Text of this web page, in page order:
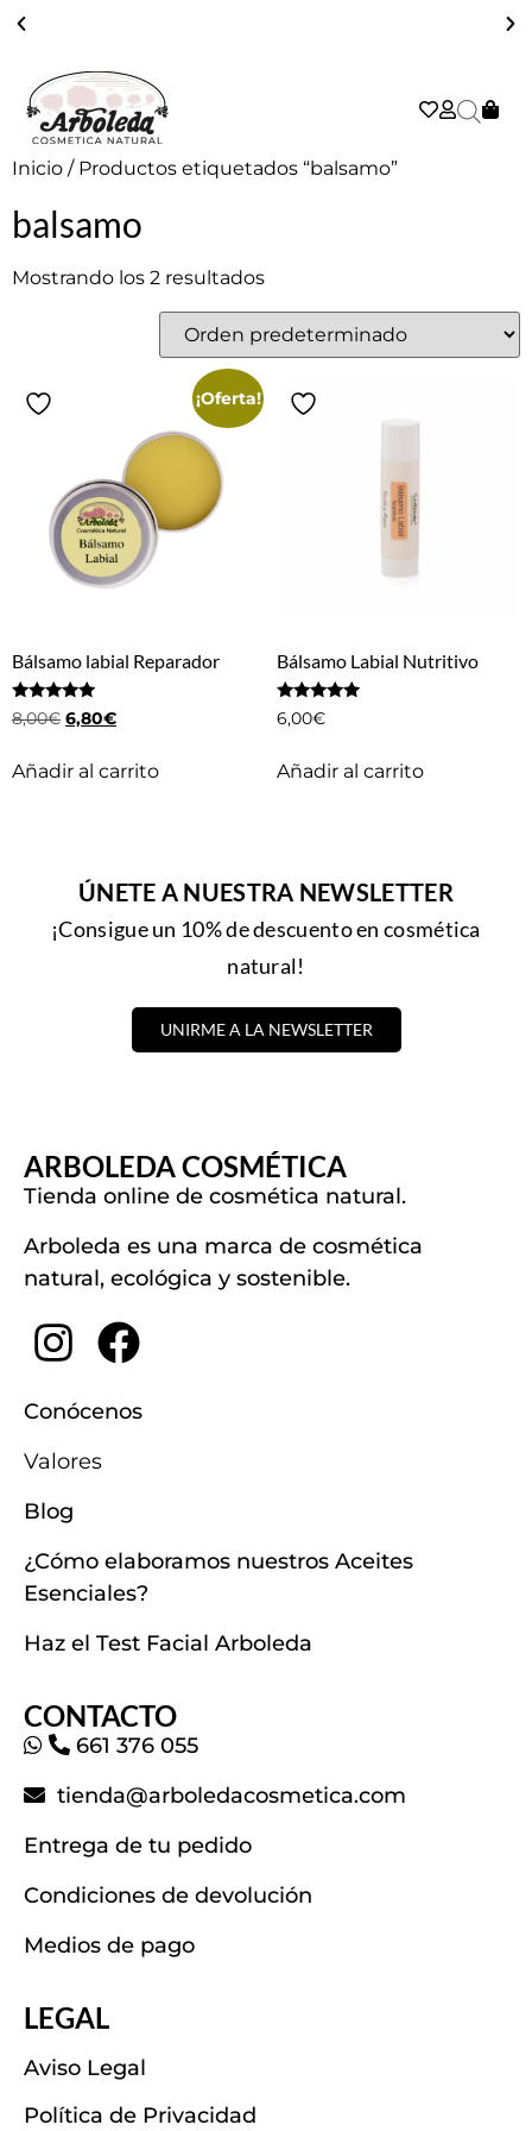
ENVÍO GRATIS A PARTIR DE 39€ EN PENÍNSULA - 2/3 DÍAS
Inicio / Productos etiquetados “balsamo”
balsamo
Mostrando los 2 resultados
¡Oferta!
Bálsamo labial Reparador
Valorado
con
de 5
8,00€ 6,80€
Añadir al carrito
Bálsamo Labial Nutritivo
Valorado
con
de 5
6,00€
Añadir al carrito
ÚNETE A NUESTRA NEWSLETTER
¡Consigue un 10% de descuento en cosmética
natural!
UNIRME A LA NEWSLETTER
ARBOLEDA COSMÉTICA
Tienda online de cosmética natural.
Arboleda es una marca de cosmética
natural, ecológica y sostenible.
Conócenos
Valores
Blog
¿Cómo elaboramos nuestros Aceites
Esenciales?
Haz el Test Facial Arboleda
CONTACTO
661 376 055
tienda@arboledacosmetica.com
Entrega de tu pedido
Condiciones de devolución
Medios de pago
LEGAL
Aviso Legal
Política de Privacidad